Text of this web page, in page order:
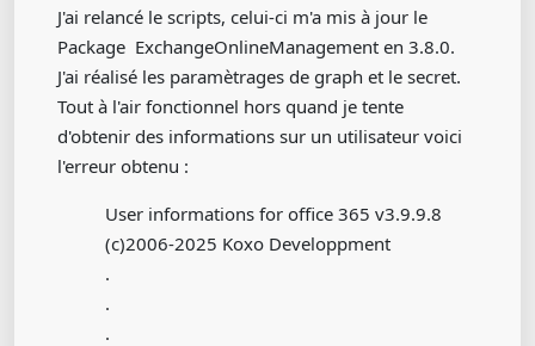
J'ai relancé le scripts, celui-ci m'a mis à jour le
Package ExchangeOnlineManagement en 3.8.0.
J'ai réalisé les paramètrages de graph et le secret.
Tout à l'air fonctionnel hors quand je tente
d'obtenir des informations sur un utilisateur voici
l'erreur obtenu :
User informations for office 365 v3.9.9.8
(c)2006-2025 Koxo Developpment
.
.
.